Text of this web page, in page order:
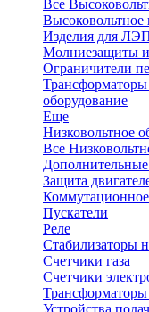
Все
Высоковольтное
Изделия для
Молниезащиты и
Ограничители
Трансформаторы
оборудование
Еще
Низковольтное
Все
Дополнительные
Защита
Пускатели
Реле
Стабилизаторы
Счетчики газа
Счетчики
Трансформаторы
Устройства